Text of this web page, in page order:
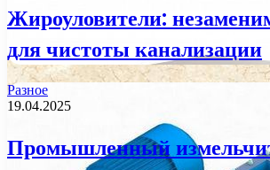
Жироуловители:
для чистоты канализации
Разное
19.04.2025
Промышленный